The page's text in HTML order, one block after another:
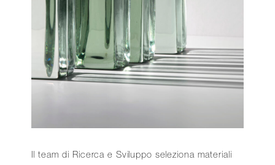
Il team di Ricerca e Sviluppo seleziona materiali